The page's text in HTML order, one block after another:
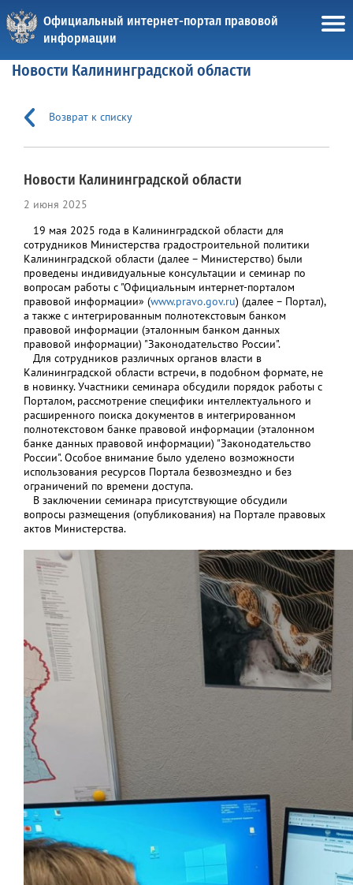
Официальный интернет-портал правовой
информации
Новости Калининградской области
Возврат к списку
Новости Калининградской области
2 июня 2025
19 мая 2025 года в Калининградской области для
сотрудников Министерства градостроительной политики
Калининградской области (далее – Министерство) были
проведены индивидуальные консультации и семинар по
вопросам работы с "Официальным интернет-порталом
правовой информации» (www.pravo.gov.ru) (далее – Портал),
а также с интегрированным полнотекстовым банком
правовой информации (эталонным банком данных
правовой информации) "Законодательство России".
Для сотрудников различных органов власти в
Калининградской области встречи, в подобном формате, не
в новинку. Участники семинара обсудили порядок работы с
Порталом, рассмотрение специфики интеллектуального и
расширенного поиска документов в интегрированном
полнотекстовом банке правовой информации (эталонном
банке данных правовой информации) "Законодательство
России". Особое внимание было уделено возможности
использования ресурсов Портала безвозмездно и без
ограничений по времени доступа.
В заключении семинара присутствующие обсудили
вопросы размещения (опубликования) на Портале правовых
актов Министерства.